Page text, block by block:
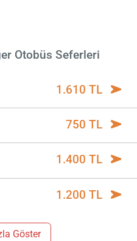
Otobüs Seferleri
1.610 TL
750 TL
1.400 TL
1.200 TL
Göster